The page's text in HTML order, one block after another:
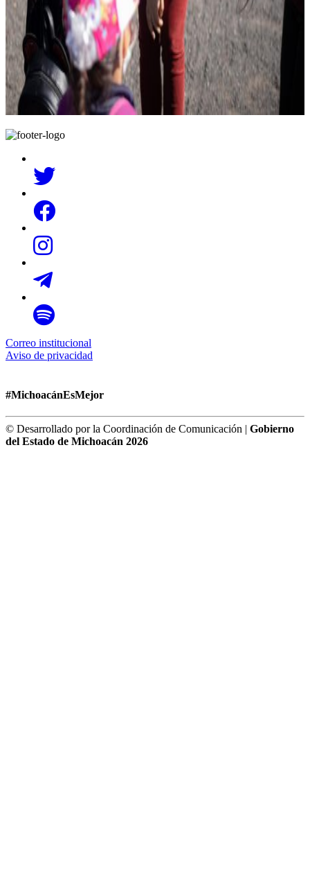
Correo institucional
Aviso de privacidad
#MichoacánEsMejor
© Desarrollado por la Coordinación de Comunicación | Gobierno
del Estado de Michoacán 2026